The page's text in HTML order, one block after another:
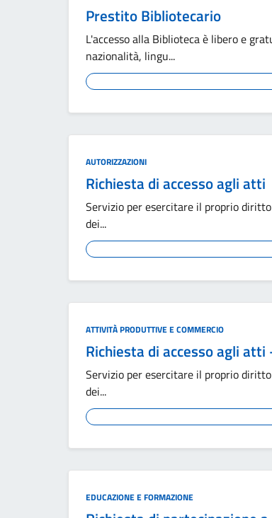
Prestito Bibliotecario
L'accesso alla Biblioteca è libero e
nazionalità, lingu...
AUTORIZZAZIONI
Richiesta di accesso agli atti
Servizio per esercitare il proprio
dei...
ATTIVITÀ PRODUTTIVE E COMMERCIO
Richiesta di accesso agli
Servizio per esercitare il proprio
dei...
EDUCAZIONE E FORMAZIONE